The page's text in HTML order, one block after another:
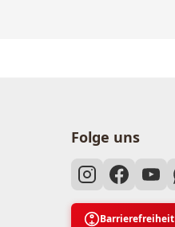
Folge uns
Barrierefreiheit